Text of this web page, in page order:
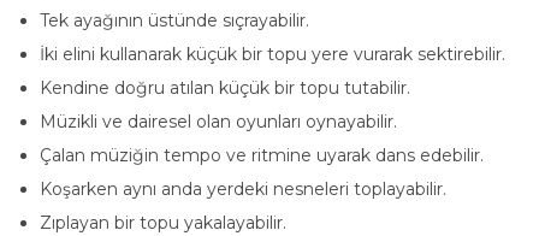
Tek ayağının üstünde sıçrayabilir.
İki elini kullanarak küçük bir topu yere vurarak sektirebilir.
Kendine doğru atılan küçük bir topu tutabilir.
Müzikli ve dairesel olan oyunları oynayabilir.
Çalan müziğin tempo ve ritmine uyarak dans edebilir.
Koşarken aynı anda yerdeki nesneleri toplayabilir.
Zıplayan bir topu yakalayabilir.